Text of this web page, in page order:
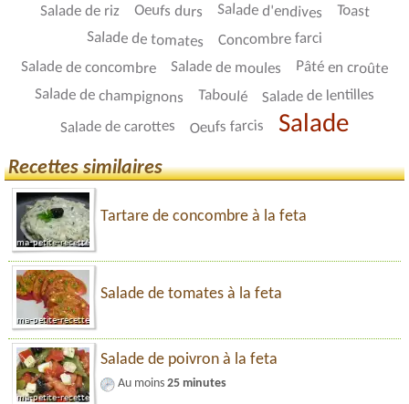
Salade de riz Oeufs durs Salade d'endives Toast
Salade de tomates Concombre farci
Salade de concombre Salade de moules Pâté en croûte
Salade de champignons Taboulé Salade de lentilles
Salade de carottes Oeufs farcis Salade
Recettes similaires
Tartare de concombre à la feta
Salade de tomates à la feta
Salade de poivron à la feta
Au moins 25 minutes